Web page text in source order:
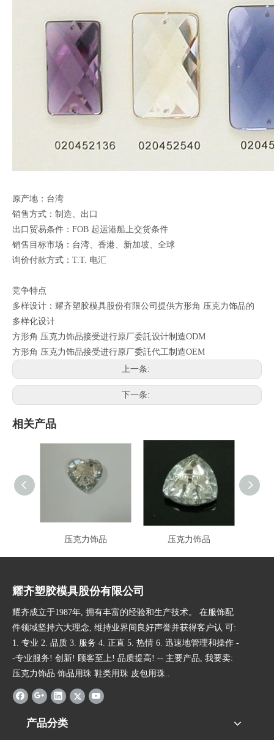
原产地：台湾
销售方式：制造、出口
出口贸易条件：FOB 起运港船上交货条件
销售目标市场：台湾、香港、新加坡、全球
询价付款方式：T.T. 电汇
竞争特点
多样设计：耀齐塑胶模具股份有限公司提供方形角 压克力饰品的
多样化设计
方形角 压克力饰品接受进行原厂委託设计制造ODM
方形角 压克力饰品接受进行原厂委託代工制造OEM
上一条:
下一条:
相关产品
压克力饰品 压克力饰品
耀齐塑胶模具股份有限公司
耀齐成立于1987年, 拥有丰富的经验和生产技术。 在服饰配
件领域坚持六大理念, 维持业界间良好声誉并获得客户认 可:
1. 专业 2. 品质 3. 服务 4. 正直 5. 热情 6. 迅速地管理和操作 -
-专业服务! 创新! 顾客至上! 品质提高! -- 主要产品, 我要卖:
压克力饰品 饰品用珠 鞋类用珠 皮包用珠..
产品分类